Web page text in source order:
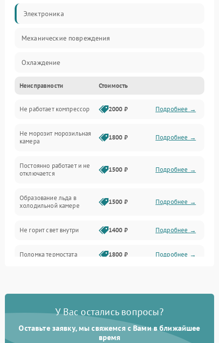
Электроника
Механические повреждения
Охлаждение
Механика
Электропитание
Дренаж
Неисправности Стоимость
Не работает компрессор 2000 ₽ Подробнее →
Не морозит морозильная
камера
1800 ₽ Подробнее →
Постоянно работает и не
отключается
1500 ₽ Подробнее →
Образование льда в
холодильной камере
1500 ₽ Подробнее →
Не горит свет внутри 1400 ₽ Подробнее →
Поломка термостата 1800 ₽ Подробнее →
Образование конденсата
1800 ₽ Подробнее →
У Вас остались вопросы?
Оставьте заявку, мы свяжемся с Вами в ближайшее
время